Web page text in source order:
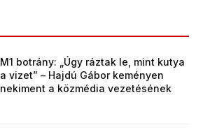
M1 botrány: „Úgy ráztak le, mint kutya
a vizet” – Hajdú Gábor keményen
nekiment a közmédia vezetésének